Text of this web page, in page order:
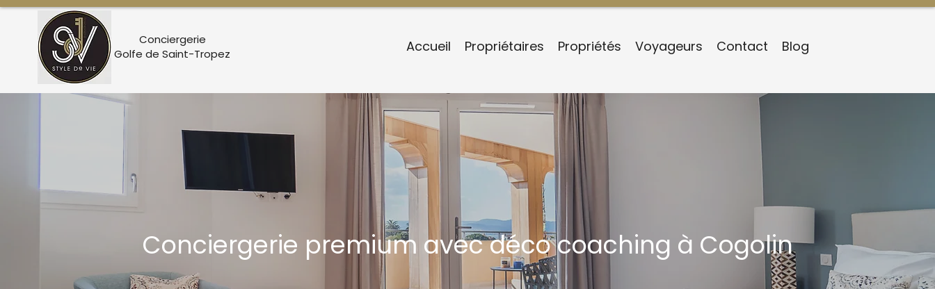
Conciergerie
Golfe de Saint-Tropez
Accueil Propriétaires Propriétés Voyageurs Contact Blog
Conciergerie premium avec déco coaching à Cogolin